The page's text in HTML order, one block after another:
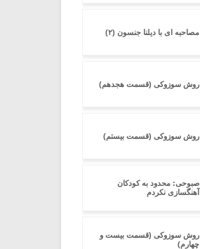
مصاحبه ای با دیلنا جنسون (۲)
روش سوزوکی (قسمت هجدهم)
روش سوزوکی (قسمت بیستم)
صبوحی: محدود به کودکان
آهنگسازی نکردم
روش سوزوکی (قسمت بیست و
چهارم)